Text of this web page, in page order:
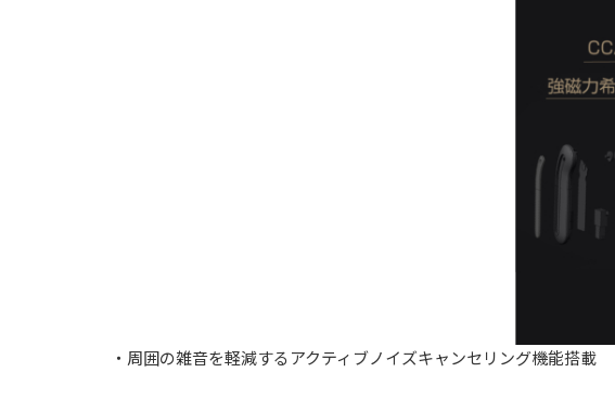
・周囲の雑音を軽減するアクティブノイズキャンセリング機能搭載